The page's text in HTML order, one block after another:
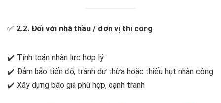
✅ 2.2. Đối với nhà thầu / đơn vị thi công
✔️ Tính toán nhân lực hợp lý
✔️ Đảm bảo tiến độ, tránh dư thừa hoặc thiếu hụt nhân công
✔️ Xây dựng báo giá phù hợp, cạnh tranh